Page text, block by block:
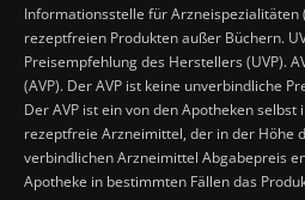
Informationsstelle für Arzneispezialitäten
rezeptfreien Produkten außer Büchern.
Preisempfehlung des Herstellers (UVP).
(AVP). Der AVP ist keine unverbindliche
Der AVP ist ein von den Apotheken
rezeptfreie Arzneimittel, der in der Höhe
verbindlichen Arzneimittel Abgabepreis
Apotheke in bestimmten Fällen das